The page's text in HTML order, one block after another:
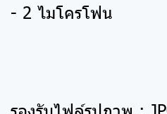
- 2 ไมโครโฟน